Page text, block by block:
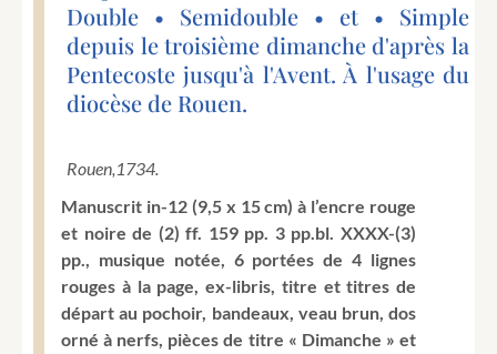
Double • Semidouble • et • Simple
depuis le troisième dimanche d'après la
Pentecoste jusqu'à l'Avent. À l'usage du
diocèse de Rouen.
Rouen,1734.
Manuscrit in-12 (9,5 x 15 cm) à l’encre rouge
et noire de (2) ff. 159 pp. 3 pp.bl. XXXX-(3)
pp., musique notée, 6 portées de 4 lignes
rouges à la page, ex-libris, titre et titres de
départ au pochoir, bandeaux, veau brun, dos
orné à nerfs, pièces de titre « Dimanche » et